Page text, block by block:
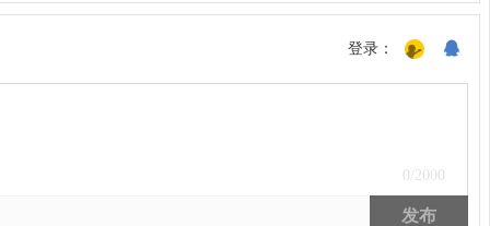
登录：
0 /2000
发布